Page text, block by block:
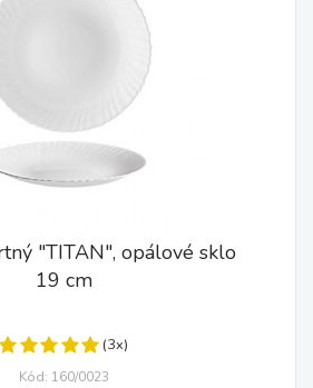
"TITAN", opálové sklo
19 cm
(3x)
Kód: 160/0023